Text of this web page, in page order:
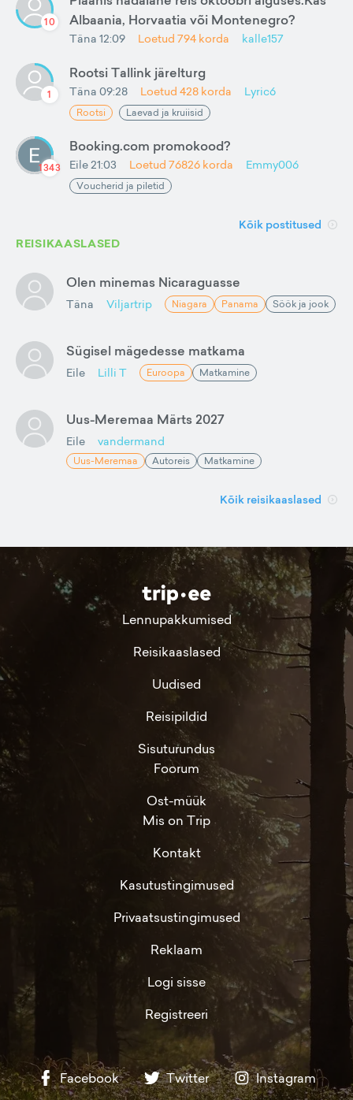
10
Albaania, Horvaatia või Montenegro?
Täna 12:09 Loetud 794 korda kalle157
1
Rootsi Tallink järelturg
Täna 09:28 Loetud 428 korda Lyric6
Rootsi Laevad ja kruiisid
1343
Booking.com promokood?
Eile 21:03 Loetud 76826 korda Emmy006
Voucherid ja piletid
Kõik postitused
REISIKAASLASED
Olen minemas Nicaraguasse
Täna Viljartrip Niagara Panama Söök ja jook
Sügisel mägedesse matkama
Eile Lilli T Euroopa Matkamine
Uus-Meremaa Märts 2027
Eile vandermand
Uus-Meremaa Autoreis Matkamine
Kõik reisikaaslased
Lennupakkumised
Reisikaaslased
Uudised
Reisipildid
Sisuturundus
Foorum
Ost-müük
Mis on Trip
Kontakt
Kasutustingimused
Privaatsustingimused
Reklaam
Logi sisse
Registreeri
Facebook Twitter Instagram